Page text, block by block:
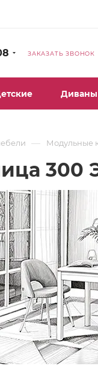
ЗАКАЗАТЬ ЗВОНОК
Диваны
— Модульные
300